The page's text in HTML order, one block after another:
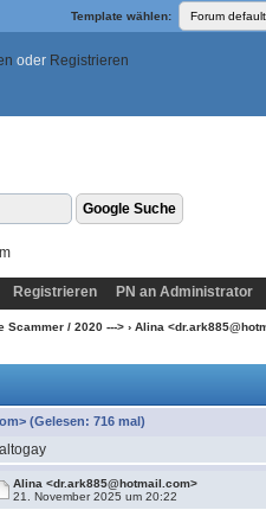
Template wählen:
oder Registrieren
Registrieren PN an Administrator
Scammer / 2020 --->› Alina
(Gelesen: 716 mal)
Alina <dr.ark885@hotmail.com>
21. November 2025 um 20:22